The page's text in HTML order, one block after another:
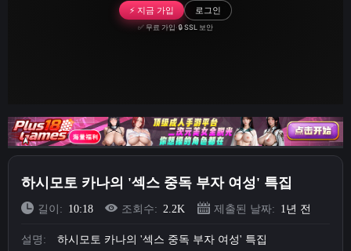
Image search
Short Videos
⚡ 지금 가입 로그인
✅ 무료 가입·🔒 SSL 보안
하시모토 카나의 '섹스 중독 부자 여성' 특집
길이: 10:18 조회수: 2.2K 제출된 날짜: 1년 전
설명: 하시모토 카나의 '섹스 중독 부자 여성' 특집